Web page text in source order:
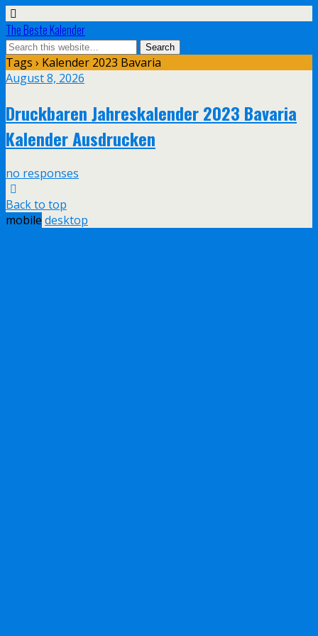
The Beste Kalender
Tags › Kalender 2023 Bavaria
August 8, 2026
Druckbaren Jahreskalender 2023 Bavaria
Kalender Ausdrucken
no responses
Back to top
mobile desktop